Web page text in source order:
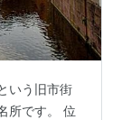
いう旧市街
所です。 位